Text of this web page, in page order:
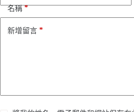
名稱*
新增留言 *